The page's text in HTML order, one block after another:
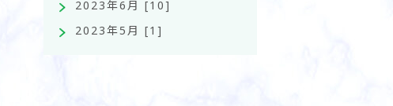
2023年6月 [10]
2023年5月 [1]